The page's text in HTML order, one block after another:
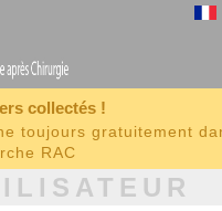
collectés !
toujours gratuitement
RAC